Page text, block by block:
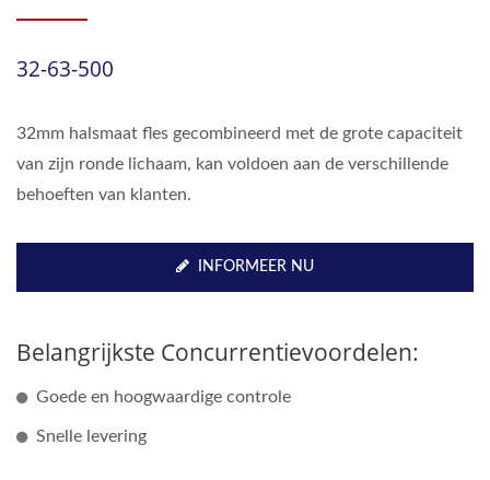
32-63-500
32mm halsmaat fles gecombineerd met de grote capaciteit
van zijn ronde lichaam, kan voldoen aan de verschillende
behoeften van klanten.
INFORMEER NU
Belangrijkste Concurrentievoordelen:
Goede en hoogwaardige controle
Snelle levering